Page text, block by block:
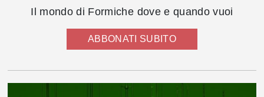
Il mondo di Formiche dove e quando vuoi
ABBONATI SUBITO